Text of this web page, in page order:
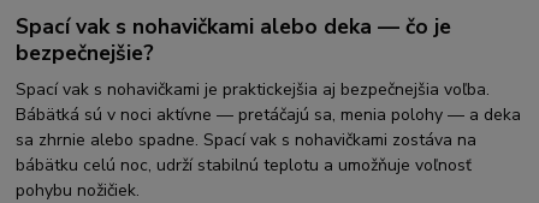
Spací vak s nohavičkami alebo deka — čo je
bezpečnejšie?
Spací vak s nohavičkami je praktickejšia aj bezpečnejšia voľba.
Bábätká sú v noci aktívne — pretáčajú sa, menia polohy — a deka
sa zhrnie alebo spadne. Spací vak s nohavičkami zostáva na
bábätku celú noc, udrží stabilnú teplotu a umožňuje voľnosť
pohybu nožičiek.